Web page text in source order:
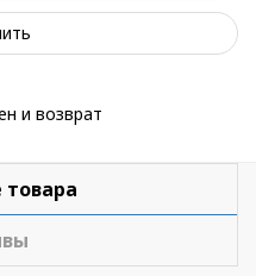
и возврат